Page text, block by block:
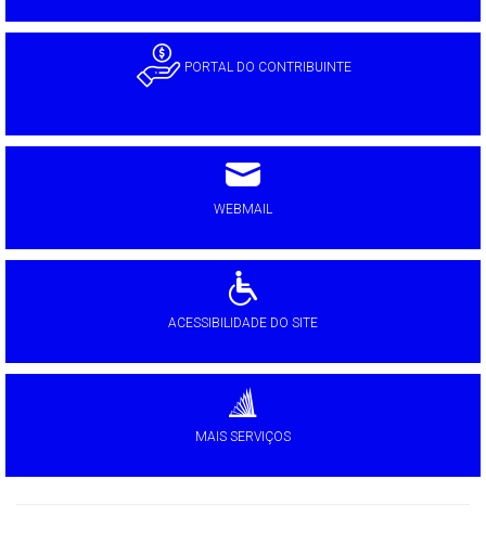
PORTAL DO CONTRIBUINTE
WEBMAIL
ACESSIBILIDADE DO SITE
MAIS SERVIÇOS